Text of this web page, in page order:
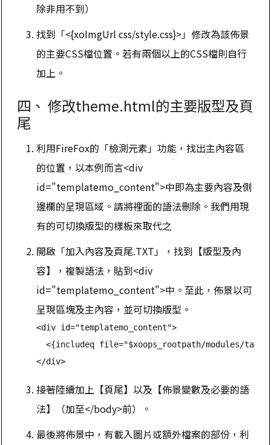
除非用不到）
找到「<{xoImgUrl css/style.css}>」修改為該佈景
的主要CSS檔位置。若有兩個以上的CSS檔則自行
加上。
四、 修改theme.html的主要版型及頁
尾
利用FireFox的「檢測元素」功能，找出主內容區
的位置，以本例而言<div
id="templatemo_content">中即為主要內容及側
邊欄的呈現區域。請將裡面的語法刪除。我們用現
有的可切換版型的樣板來取代之
開啟「加入內容及頁尾.TXT」，找到【版型及內
容】，複製語法，貼到<div
id="templatemo_content">中。至此，佈景以可
呈現區塊及主內容，並可切換版型。
<div id="templatemo_content">
<{includeq file="$xoops_rootpath/modules/
</div>
接著陸續加上【頁尾】以及【佈景變數及必要的語
法】（加至</body>前）。
最後將佈景中，有載入圖片或額外檔案的部份，利